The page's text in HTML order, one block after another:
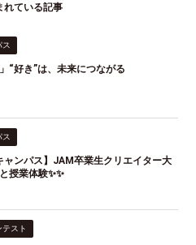
れている記事
“好き”は、未来につながる
ャンパス】JAM卒業生クリエイター大
授業体験✨✨
スト